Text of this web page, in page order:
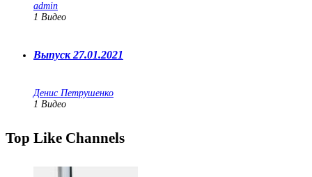
admin
1 Видео
Выпуск 27.01.2021
Денис Петрушенко
1 Видео
Top Like Channels